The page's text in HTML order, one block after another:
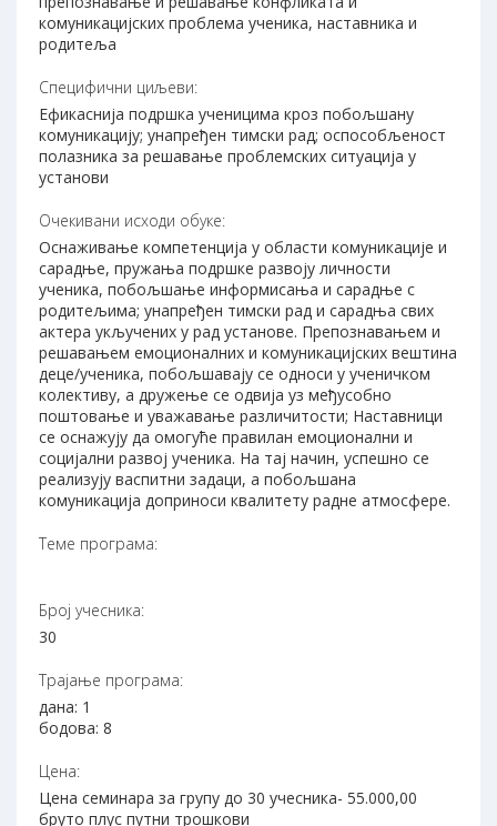
комуникацијских проблема ученика, наставника и
родитеља
Специфични циљеви:
Ефикаснија подршка ученицима кроз побољшану
комуникацију; унапређен тимски рад; оспособљеност
полазника за решавање проблемских ситуација у
установи
Очекивани исходи обуке:
Оснаживање компетенција у области комуникације и
сарадње, пружања подршке развоју личности
ученика, побољшање информисања и сарадње с
родитељима; унапређен тимски рад и сарадња свих
актера укључених у рад установе. Препознавањем и
решавањем емоционалних и комуникацијских вештина
деце/ученика, побољшавају се односи у ученичком
колективу, а дружење се одвија уз међусобно
поштовање и уважавање различитости; Наставници
се оснажују да омогуће правилан емоционални и
социјални развој ученика. На тај начин, успешно се
реализују васпитни задаци, а побољшана
комуникација доприноси квалитету радне атмосфере.
Теме програма:
Број учесника:
30
Трајање програма:
дана: 1
бодова: 8
Цена:
Цена семинара за групу до 30 учесника- 55.000,00
бруто плус путни трошкови